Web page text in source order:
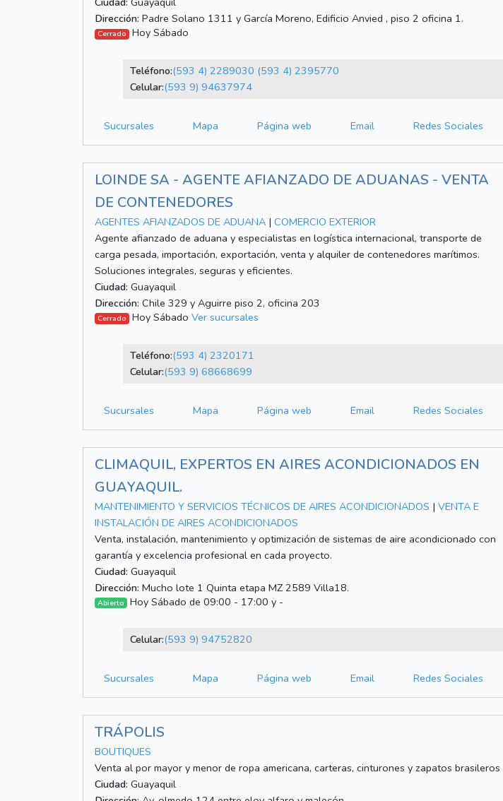
Dirección: Padre Solano 1311 y García Moreno, Edificio Anvied , piso 2 oficina 1.
Cerrado Hoy Sábado
Teléfono:(593 4) 2289030 (593 4) 2395770
Celular:(593 9) 94637974
Sucursales Mapa Página web Email Redes Sociales
LOINDE SA - AGENTE AFIANZADO DE ADUANAS - VENTA
DE CONTENEDORES
AGENTES AFIANZADOS DE ADUANA | COMERCIO EXTERIOR
Agente afianzado de aduana y especialistas en logística internacional, transporte de
carga pesada, importación, exportación, venta y alquiler de contenedores marítimos.
Soluciones integrales, seguras y eficientes.
Ciudad: Guayaquil
Dirección: Chile 329 y Aguirre piso 2, oficina 203
Cerrado Hoy Sábado Ver sucursales
Teléfono:(593 4) 2320171
Celular:(593 9) 68668699
Sucursales Mapa Página web Email Redes Sociales
CLIMAQUIL, EXPERTOS EN AIRES ACONDICIONADOS EN
GUAYAQUIL.
MANTENIMIENTO Y SERVICIOS TÉCNICOS DE AIRES ACONDICIONADOS | VENTA E
INSTALACIÓN DE AIRES ACONDICIONADOS
Venta, instalación, mantenimiento y optimización de sistemas de aire acondicionado con
garantía y excelencia profesional en cada proyecto.
Ciudad: Guayaquil
Dirección: Mucho lote 1 Quinta etapa MZ 2589 Villa18.
Abierto Hoy Sábado de 09:00 - 17:00 y -
Celular:(593 9) 94752820
Sucursales Mapa Página web Email Redes Sociales
TRÁPOLIS
BOUTIQUES
Venta al por mayor y menor de ropa americana, carteras, cinturones y zapatos brasileros
Ciudad: Guayaquil